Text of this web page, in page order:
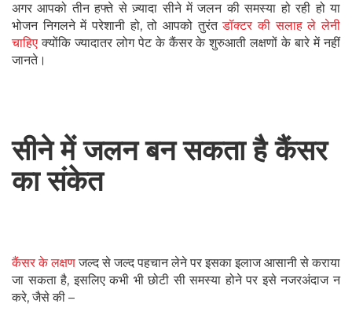
अगर आपको तीन हफ्ते से ज़्यादा सीने में जलन की समस्या हो रही हो या
भोजन निगलने में परेशानी हो, तो आपको तुरंतडॉक्टर की सलाह ले लेनी
चाहिए क्योंकि ज्यादातर लोग पेट के कैंसर के शुरुआती लक्षणों के बारे में नहीं
जानते।
सीने में जलन बन सकता है कैंसर
का संकेत
कैंसर के लक्षणजल्द से जल्द पहचान लेने पर इसका इलाज आसानी से कराया
जा सकता है, इसलिए कभी भी छोटी सी समस्या होने पर इसे नजरअंदाज न
करे, जैसे की –